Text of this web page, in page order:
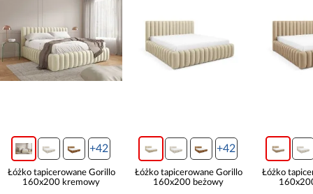
+42
tapicerowane Gorillo
kremowy
+42
Łóżko tapicerowane Gorillo
160x200 beżowy
Łóżko
160x200